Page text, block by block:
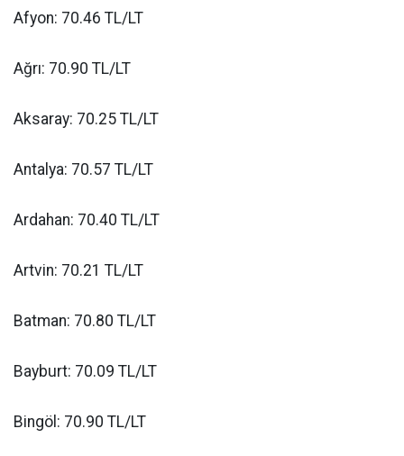
Afyon: 70.46 TL/LT
Ağrı: 70.90 TL/LT
Aksaray: 70.25 TL/LT
Antalya: 70.57 TL/LT
Ardahan: 70.40 TL/LT
Artvin: 70.21 TL/LT
Batman: 70.80 TL/LT
Bayburt: 70.09 TL/LT
Bingöl: 70.90 TL/LT